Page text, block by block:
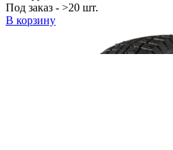
Под заказ - >20 шт.
В корзину